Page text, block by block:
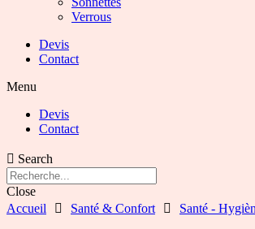
Verrous
Devis
Contact
Menu
Devis
Contact
Search
Close
Accueil
Santé & Confort Santé -